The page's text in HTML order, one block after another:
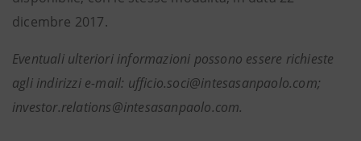
dicembre 2017.
Eventuali ulteriori informazioni possono essere richieste
agli indirizzi e-mail: ufficio.soci@intesasanpaolo.com;
investor.relations@intesasanpaolo.com.